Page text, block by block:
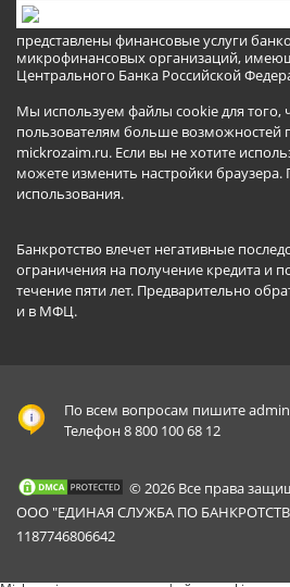
представлены финансовые услуги
микрофинансовых организаций,
Центрального Банка Российской
Мы используем файлы cookie для того,
пользователям больше возможностей
mickrozaim.ru. Если вы не хотите
можете изменить настройки браузера.
использования.
Банкротство влечет негативные
ограничения на получение кредита и
течение пяти лет. Предварительно
и в МФЦ.
По всем вопросам пишите
Телефон 8 800 100 68 12
© 2026 Все права
ООО "ЕДИНАЯ СЛУЖБА ПО
1187746806642